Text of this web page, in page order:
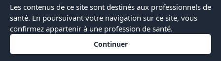
145- Quel est le risque de blessure par piqûre d’aiguille
chez les praticiens acupuncteurs ?
144- Le grand patron du contre-espionnage français était
acupuncteur, élève de Soulié de Morant.
Les contenus de ce site sont destinés aux professionnels de
santé. En poursuivant votre navigation sur ce site, vous
confirmez appartenir à une profession de santé.
Continuer